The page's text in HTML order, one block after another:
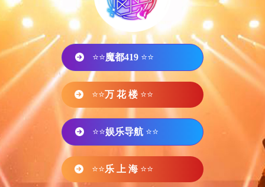
⭐⭐魔都419 ⭐⭐
⭐⭐万 花 楼 ⭐⭐
⭐⭐娱乐导航 ⭐⭐
⭐⭐乐 上 海 ⭐⭐